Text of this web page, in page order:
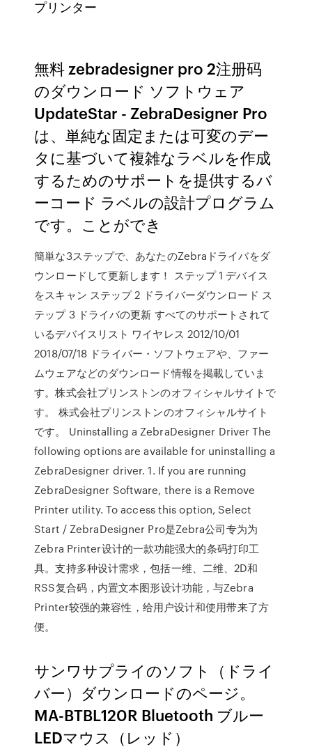
プリンター
無料 zebradesigner pro 2注册码
のダウンロード ソフトウェア
UpdateStar - ZebraDesigner Pro
は、単純な固定または可変のデー
タに基づいて複雑なラベルを作成
するためのサポートを提供するバ
ーコード ラベルの設計プログラム
です。ことができ
簡単な3ステップで、あなたのZebraドライバをダ
ウンロードして更新します！ ステップ 1 デバイス
をスキャン ステップ 2 ドライバーダウンロード ス
テップ 3 ドライバの更新 すべてのサポートされて
いるデバイスリスト ワイヤレス 2012/10/01
2018/07/18 ドライバー・ソフトウェアや、ファー
ムウェアなどのダウンロード情報を掲載していま
す。株式会社プリンストンのオフィシャルサイトで
す。 株式会社プリンストンのオフィシャルサイト
です。 Uninstalling a ZebraDesigner Driver The
following options are available for uninstalling a
ZebraDesigner driver. 1. If you are running
ZebraDesigner Software, there is a Remove
Printer utility. To access this option, Select
Start / ZebraDesigner Pro是Zebra公司专为为
Zebra Printer设计的一款功能强大的条码打印工
具。支持多种设计需求，包括一维、二维、2D和
RSS复合码，内置文本图形设计功能，与Zebra
Printer较强的兼容性，给用户设计和使用带来了方
便。
サンワサプライのソフト（ドライ
バー）ダウンロードのページ。
MA-BTBL120R Bluetooth ブルー
LEDマウス（レッド）